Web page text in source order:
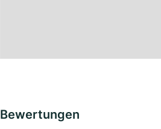
Bewertungen